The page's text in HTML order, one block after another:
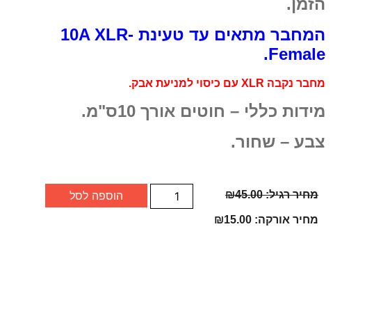
הזמן.
המחבר מתאים עד טעינת 10A XLR-
Female.
מחבר נקבה XLR עם כיסוי למניעת אבק.
מידות כללי – חוטים אורך 10ס"מ.
צבע – שחור.
מחיר רגיל: ₪45.00
מחיר אורקה: ₪15.00
הוספה לסל